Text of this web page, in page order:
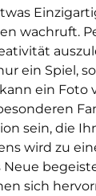
wachruft.
ein Spiel,
ein Foto
sein, die
wird zu
Neue
sich